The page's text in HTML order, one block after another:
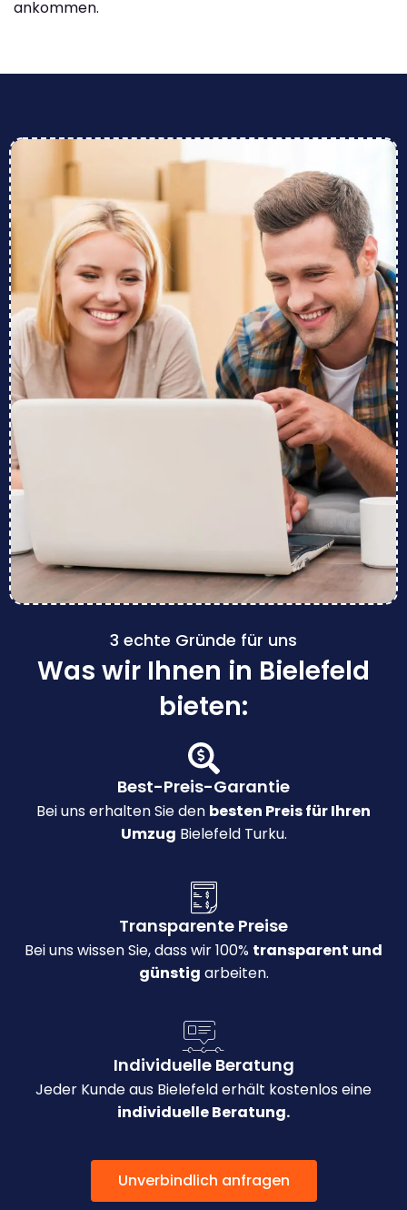
ankommen.
3 echte Gründe für uns
Was wir Ihnen in Bielefeld
bieten:
Best-Preis-Garantie
Bei uns erhalten Sie den besten Preis für Ihren
Umzug Bielefeld Turku.
Transparente Preise
Bei uns wissen Sie, dass wir 100% transparent und
günstig arbeiten.
Individuelle Beratung
Jeder Kunde aus Bielefeld erhält kostenlos eine
individuelle Beratung.
Unverbindlich anfragen